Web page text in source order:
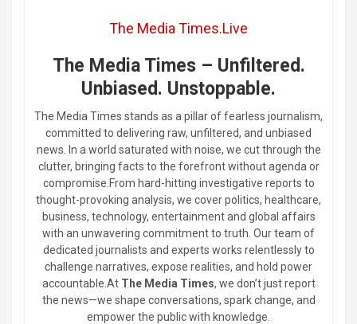
The Media Times.Live
The Media Times – Unfiltered.
Unbiased. Unstoppable.
The Media Times stands as a pillar of fearless journalism,
committed to delivering raw, unfiltered, and unbiased
news. In a world saturated with noise, we cut through the
clutter, bringing facts to the forefront without agenda or
compromise.From hard-hitting investigative reports to
thought-provoking analysis, we cover politics, healthcare,
business, technology, entertainment and global affairs
with an unwavering commitment to truth. Our team of
dedicated journalists and experts works relentlessly to
challenge narratives, expose realities, and hold power
accountable.At The Media Times, we don’t just report
the news—we shape conversations, spark change, and
empower the public with knowledge.